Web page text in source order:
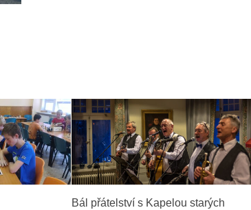
Bál přátelství s Kapelou starých